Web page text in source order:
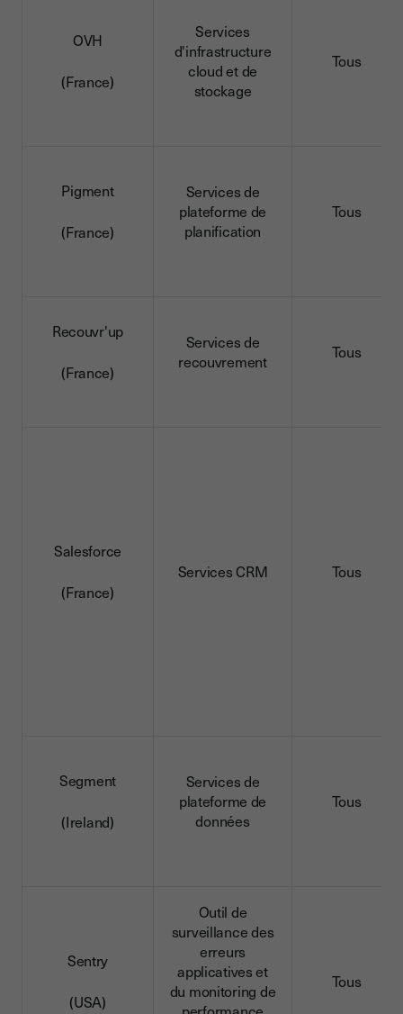
OVH
(France)
Services
d'infrastructure
cloud et de
stockage
Tous
Pigment
(France)
Services de
plateforme de
planification
Tous
Recouvr'up
(France)
Services de
recouvrement
Tous
Salesforce
(France)
Services CRM Tous
Segment
(Ireland)
Services de
plateforme de
données
Tous
Sentry
(USA)
Outil de
surveillance des
erreurs
applicatives et
du monitoring de
Tous